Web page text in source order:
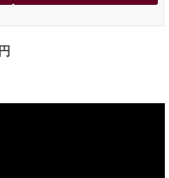
円